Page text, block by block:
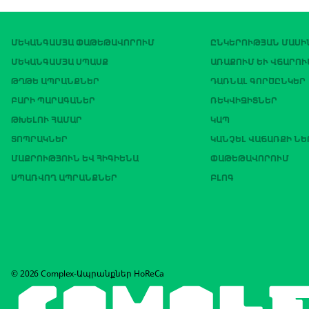
ՄԵԿԱՆԳԱՄՅԱ ՓԱԹԵԹԱՎՈՐՈՒՄ
ՄԵԿԱՆԳԱՄՅԱ ՍՊԱՍՔ
ԹՂԹԵ ԱՊՐԱՆՔՆԵՐ
ԲԱՐԻ ՊԱՐԱԳԱՆԵՐ
ԹԽԵԼՈՒ ՀԱՄԱՐ
ՏՈՊՐԱԿՆԵՐ
ՄԱՔՐՈՒԹՅՈՒՆ ԵՎ ՀԻԳԻԵՆԱ
ՍՊԱՌՎՈՂ ԱՊՐԱՆՔՆԵՐ
ԸՆԿԵՐՈՒԹՅԱՆ
ԱՌԱՔՈՒՄ ԵՒ
ԴԱՌՆԱԼ ԳՈՐԾԸՆԿԵՐ
ՌԵԿՎԻԶԻՏՆԵՐ
ԿԱՊ
ԿԱՆՉԵԼ ՎԱՃԱՌՔԻ
ՓԱԹԵԹԱՎՈՐՈՒՄ
ԲԼՈԳ
© 2026 Complex-Ապրանքներ HoReCa